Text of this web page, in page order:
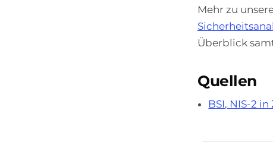
Mehr zu
Überblick
Quellen
BSI, NIS-2 in